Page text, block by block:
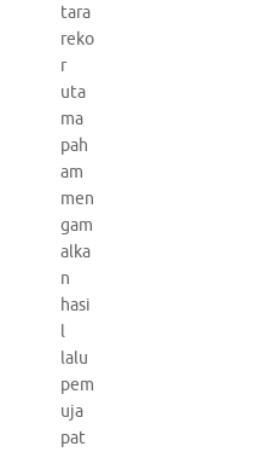
tara
reko
r
uta
ma
pah
am
men
gam
alka
n
hasi
l
lalu
pem
uja
pat